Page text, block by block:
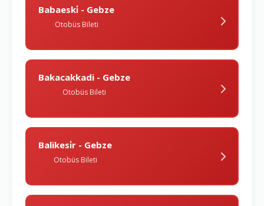
Babaeski̇ - Gebze
Otobüs Bileti
Bakacakkadi - Gebze
Otobüs Bileti
Balikesi̇r - Gebze
Otobüs Bileti